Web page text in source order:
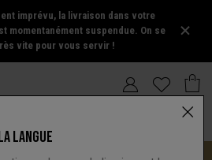
imprévu, la livraison dans votre
momentanément suspendue. On se
vite pour vous servir !
LANGUE